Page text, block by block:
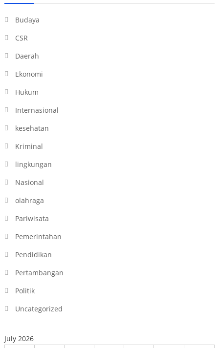
Budaya
CSR
Daerah
Ekonomi
Hukum
Internasional
kesehatan
Kriminal
lingkungan
Nasional
olahraga
Pariwisata
Pemerintahan
Pendidikan
Pertambangan
Politik
Uncategorized
July 2026